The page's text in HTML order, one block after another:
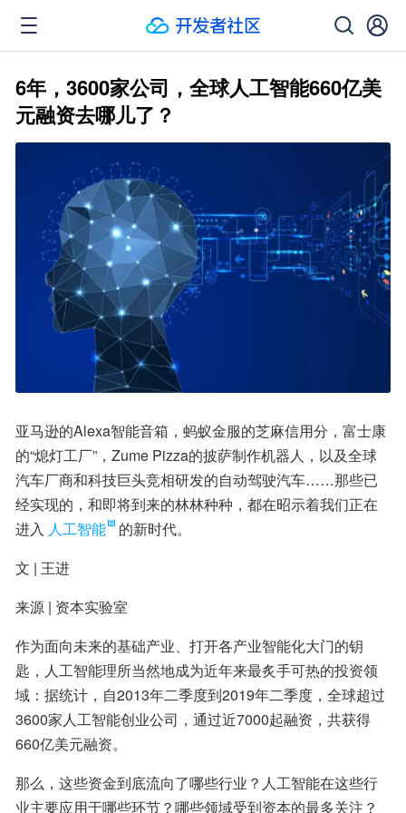
6年，3600家公司，全球人工智能660亿美
元融资去哪儿了？
亚马逊的Alexa智能音箱，蚂蚁金服的芝麻信用分，富士康
的“熄灯工厂”，Zume Pizza的披萨制作机器人，以及全球
汽车厂商和科技巨头竞相研发的自动驾驶汽车……那些已
经实现的，和即将到来的林林种种，都在昭示着我们正在
进入 人工智能
的新时代。
文 | 王进
来源 | 资本实验室
作为面向未来的基础产业、打开各产业智能化大门的钥
匙，人工智能理所当然地成为近年来最炙手可热的投资领
域：据统计，自2013年二季度到2019年二季度，全球超过
3600家人工智能创业公司，通过近7000起融资，共获得
660亿美元融资。
那么，这些资金到底流向了哪些行业？人工智能在这些行
业主要应用于哪些环节？哪些领域受到资本的最多关注？